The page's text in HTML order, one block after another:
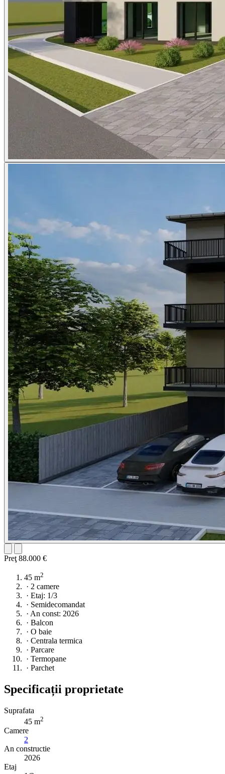
Preţ 88.000 €
45 m2
· 2 camere
· Etaj: 1/3
· Semidecomandat
· An const: 2026
· Balcon
· O baie
· Centrala termica
· Parcare
· Termopane
· Parchet
Specificații proprietate
Suprafata
45 m2
Camere
2
An constructie
2026
Etaj